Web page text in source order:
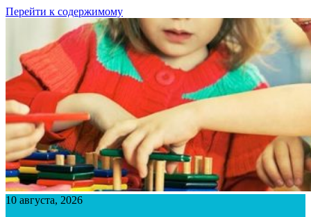
Перейти к содержимому
10 августа, 2026